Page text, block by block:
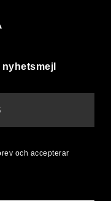
och accepterar